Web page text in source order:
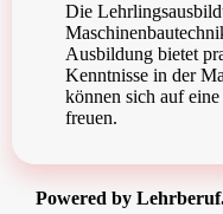
Die
Ausbildung bietet
Kenntnisse in der
können sich auf
freuen.
Powered by